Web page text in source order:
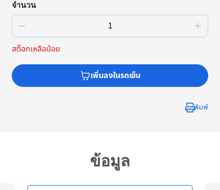
จำนวน
สต็อกเหลือน้อย
เพิ่มลงในรถเข็น
พิมพ์
ข้อมูล